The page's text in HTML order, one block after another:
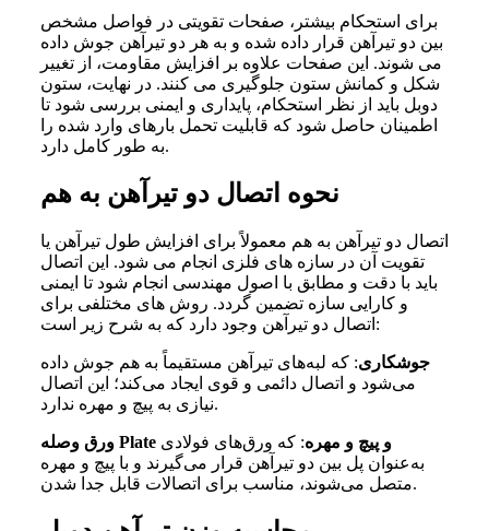
برای استحکام بیشتر، صفحات تقویتی در فواصل مشخص
بین دو تیرآهن قرار داده شده و به هر دو تیرآهن جوش داده
می ‌شوند. این صفحات علاوه بر افزایش مقاومت، از تغییر
شکل و کمانش ستون جلوگیری می ‌کنند. در نهایت، ستون
دوبل باید از نظر استحکام، پایداری و ایمنی بررسی شود تا
اطمینان حاصل شود که قابلیت تحمل بارهای وارد شده را
به ‌طور کامل دارد.
نحوه اتصال دو تیرآهن به هم
اتصال دو تیرآهن به هم معمولاً برای افزایش طول تیرآهن یا
تقویت آن در سازه‌ های فلزی انجام می‌ شود. این اتصال
باید با دقت و مطابق با اصول مهندسی انجام شود تا ایمنی
و کارایی سازه تضمین گردد. روش‌ های مختلفی برای
اتصال دو تیرآهن وجود دارد که به شرح زیر است:
جوشکاری: که لبه‌های تیرآهن مستقیماً به هم جوش داده
می‌شود و اتصال دائمی و قوی ایجاد می‌کند؛ این اتصال
نیازی به پیچ و مهره ندارد.
ورق وصله Plate و پیچ و مهره: که ورق‌های فولادی
به‌عنوان پل بین دو تیرآهن قرار می‌گیرند و با پیچ و مهره
متصل می‌شوند، مناسب برای اتصالات قابل جدا شدن.